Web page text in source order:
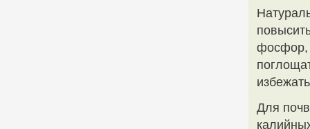
фосфор,
Для